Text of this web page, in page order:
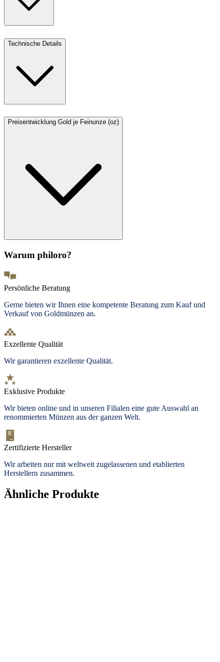
Technische Details
Preisentwicklung Gold je Feinunze (oz)
Warum philoro?
Persönliche Beratung
Gerne bieten wir Ihnen eine kompetente Beratung zum Kauf und
Verkauf von Goldmünzen an.
Exzellente Qualität
Wir garantieren exzellente Qualität.
Exklusive Produkte
Wir bieten online und in unseren Filialen eine gute Auswahl an
renommierten Münzen aus der ganzen Welt.
Zertifizierte Hersteller
Wir arbeiten nur mit weltweit zugelassenen und etablierten
Herstellern zusammen.
Ähnliche Produkte